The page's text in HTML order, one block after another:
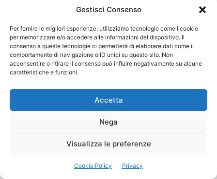
Gestisci Consenso
Per fornire le migliori esperienze, utilizziamo tecnologie come i cookie
per memorizzare e/o accedere alle informazioni del dispositivo. Il
consenso a queste tecnologie ci permetterà di elaborare dati come il
comportamento di navigazione o ID unici su questo sito. Non
acconsentire o ritirare il consenso può influire negativamente su alcune
caratteristiche e funzioni.
Accetta
Nega
Visualizza le preferenze
Cookie Policy Privacy
vigore delle
disposizioni del decreto di cui al comma 2
dell’articolo 27
inviare, entro centottanta giorni da tale data, alle
all’articolo 115-quater, comma 1, le valutazioni di cui